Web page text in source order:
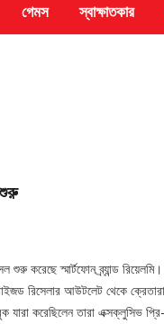
গেমস স্বাক্ষাতকার
করেছে স্মার্টফোন ব্র্যান্ড রিয়েলমি।
রিসেলার আউটলেট থেকে
যারা করেছিলেন তারা এক্সক্লুসিভ